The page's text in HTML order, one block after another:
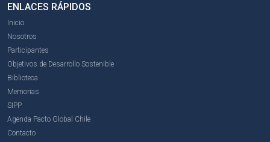
ENLACES RÁPIDOS
Inicio
Nosotros
Participantes
Objetivos de Desarrollo Sostenible
Biblioteca
Memorias
SIPP
Agenda Pacto Global Chile
Contacto